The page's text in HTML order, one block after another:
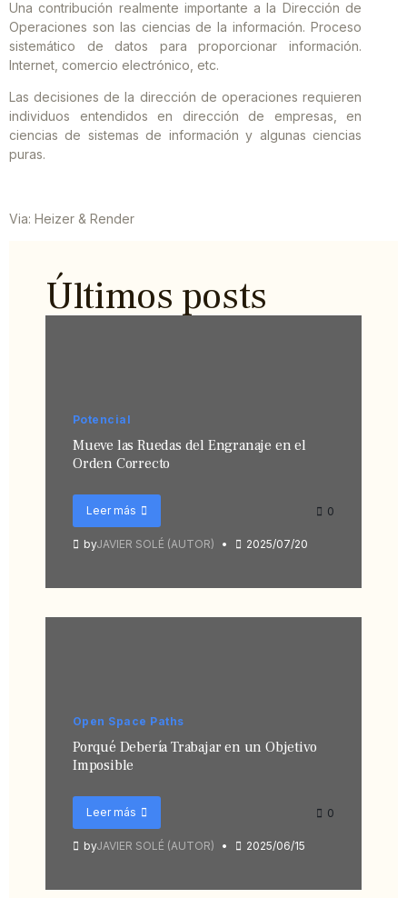
Una contribución realmente importante a la Dirección de
Operaciones son las ciencias de la información. Proceso
sistemático de datos para proporcionar información.
Internet, comercio electrónico, etc.
Las decisiones de la dirección de operaciones requieren
individuos entendidos en dirección de empresas, en
ciencias de sistemas de información y algunas ciencias
puras.
Via: Heizer & Render
Últimos posts
Potencial
Mueve las Ruedas del Engranaje en el
Orden Correcto
Leer más 0
byJAVIER SOLÉ (AUTOR) 2025/07/20
Open Space Paths
Porqué Debería Trabajar en un Objetivo
Imposible
Leer más 0
byJAVIER SOLÉ (AUTOR) 2025/06/15